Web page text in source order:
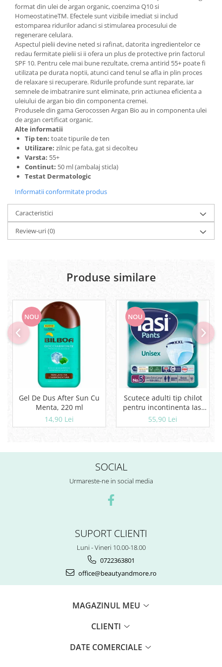
Geluri si deodorante igiena intima
Produse manichiura & pedichiura
Oja si lac de unghii
Accesorii manichiura & pedichiura
Scutece adulti
Seturi cadou
format din ulei de argan organic, coenzima Q10 si
HomeostatineTM. Efectele sunt vizibile imediat si includ
estomparea ridurilor adanci si stimularea procesului de
regenerare celulara.
Aspectul pielii devine neted si rafinat, datorita ingredientelor ce
redau fermitate pielii si ii ofera un plus de protective prin factorul
SPF 10. Pentru cele mai bune rezultate, crema antirid 55+ poate fi
utilizata pe durata noptii, atunci cand tenul se afla in plin proces
de relaxare si recuperare. Ridurile profunde sunt reparate, iar
semnele de imbatranire sunt eliminate, prin actiunea eficienta a
uleiului de argan bio din componenta cremei.
Produsele din gama Gerocossen Argan Bio au in componenta ulei
de argan certificat organic.
Alte informatii
Tip ten: toate tipurile de ten
Utilizare: zilnic pe fata, gat si decolteu
Varsta: 55+
Continut: 50 ml (ambalaj sticla)
Testat Dermatologic
Informatii conformitate produs
Caracteristici
Review-uri(0)
Produse similare
NOU
Gel De Dus After Sun Cu
Menta, 220 ml
14,90 Lei
NOU
Scutece adulti tip chilot
pentru incontinenta Iasi
Pants Unisex, Marime XXL,
10 buc
55,90 Lei
SOCIAL
Urmareste-ne in social media
SUPORT CLIENTI
Luni - Vineri 10.00-18.00
0722363801
office@beautyandmore.ro
MAGAZINUL MEU
CLIENTI
DATE COMERCIALE